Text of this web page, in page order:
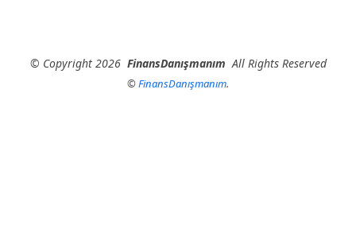
© Copyright2026 FinansDanışmanım All Rights Reserved
©FinansDanışmanım.